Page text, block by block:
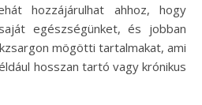
hozzájárulhat ahhoz, hogy
egészségünket, és jobban
mögötti tartalmakat, ami
hosszan tartó vagy krónikus